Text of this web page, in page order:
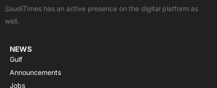
k
e
p
a
SaudiTimes has an active presence on the digital platform as
well.
NEWS
Gulf
Announcements
Jobs